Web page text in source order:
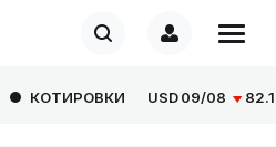
КОТИРОВКИ USD09/08 82.1665